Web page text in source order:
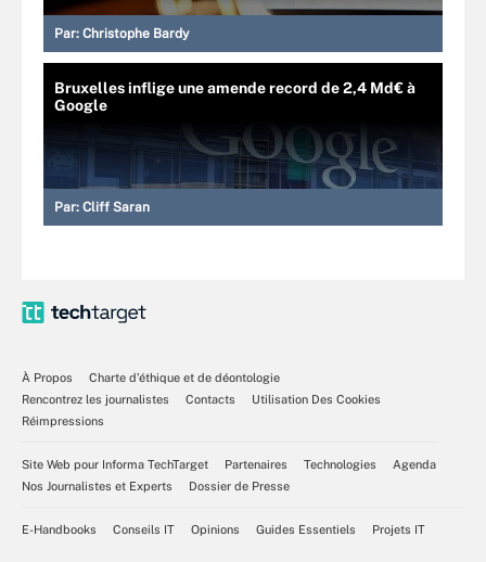
Par: Christophe Bardy
Bruxelles inflige une amende record de 2,4 Md€ à
Google
Par: Cliff Saran
À Propos
Charte d’éthique et de déontologie
Rencontrez les journalistes
Contacts
Utilisation Des Cookies
Réimpressions
Site Web pour Informa TechTarget Partenaires Technologies
Agenda
Nos Journalistes et Experts
Dossier de Presse
E-Handbooks Conseils IT Opinions Guides Essentiels Projets IT